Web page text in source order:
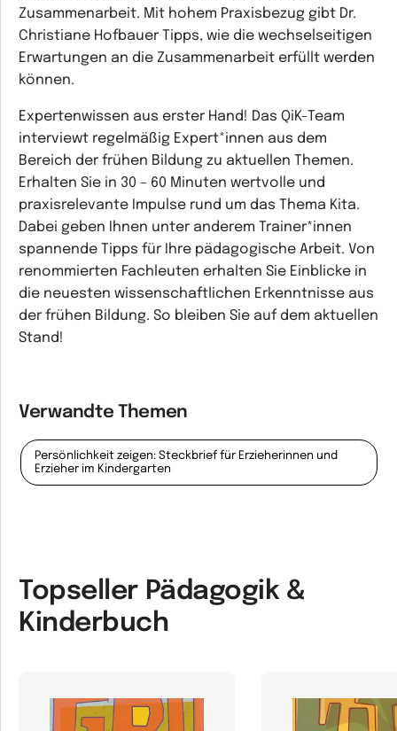
Zusammenarbeit. Mit hohem Praxisbezug gibt Dr.
Christiane Hofbauer Tipps, wie die wechselseitigen
Erwartungen an die Zusammenarbeit erfüllt werden
können.
Expertenwissen aus erster Hand! Das QiK-Team
interviewt regelmäßig Expert*innen aus dem
Bereich der frühen Bildung zu aktuellen Themen.
Erhalten Sie in 30 – 60 Minuten wertvolle und
praxisrelevante Impulse rund um das Thema Kita.
Dabei geben Ihnen unter anderem Trainer*innen
spannende Tipps für Ihre pädagogische Arbeit. Von
renommierten Fachleuten erhalten Sie Einblicke in
die neuesten wissenschaftlichen Erkenntnisse aus
der frühen Bildung. So bleiben Sie auf dem aktuellen
Stand!
Verwandte Themen
Persönlichkeit zeigen: Steckbrief für Erzieherinnen und
Erzieher im Kindergarten
Topseller Pädagogik &
Kinderbuch